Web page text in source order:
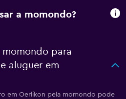
a momondo?
momondo para
aluguer em
em Oerlikon pela momondo pode